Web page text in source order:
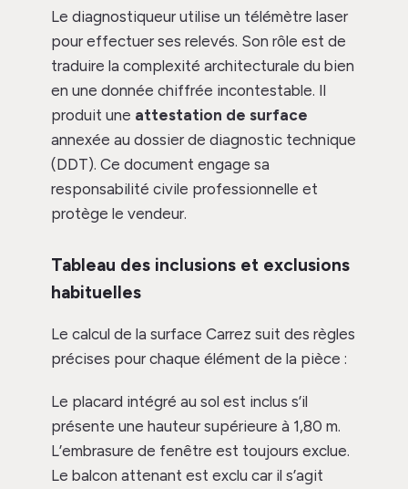
Le diagnostiqueur utilise un télémètre laser
pour effectuer ses relevés. Son rôle est de
traduire la complexité architecturale du bien
en une donnée chiffrée incontestable. Il
produit une attestation de surface
annexée au dossier de diagnostic technique
(DDT). Ce document engage sa
responsabilité civile professionnelle et
protège le vendeur.
Tableau des inclusions et exclusions
habituelles
Le calcul de la surface Carrez suit des règles
précises pour chaque élément de la pièce :
Le placard intégré au sol est inclus s’il
présente une hauteur supérieure à 1,80 m.
L’embrasure de fenêtre est toujours exclue.
Le balcon attenant est exclu car il s’agit